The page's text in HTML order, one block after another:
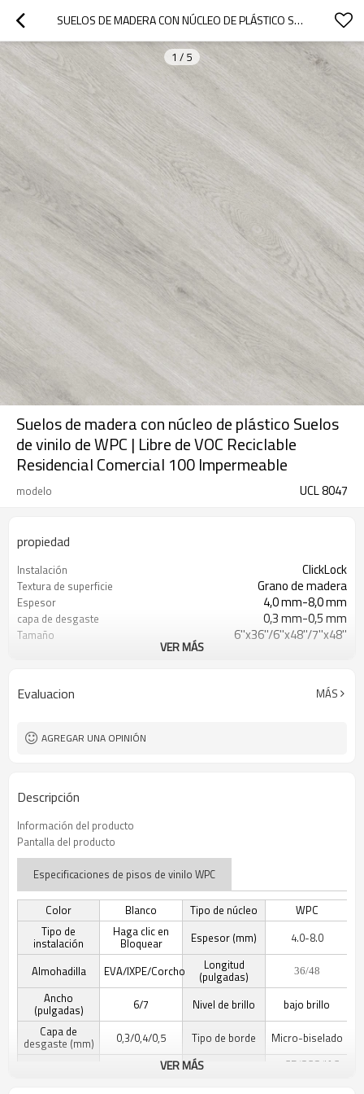
SUELOS DE MADERA CON NÚCLEO DE PLÁSTICO SUELOS DE VINILO DE WPC | LIBRE DE VOC RECICLABLE RESIDENCIAL COMERCIAL 100 IMPERMEABLE
1 / 5
Suelos de madera con núcleo de plástico Suelos
de vinilo de WPC | Libre de VOC Reciclable
Residencial Comercial 100 Impermeable
modelo UCL 8047
propiedad
Instalación ClickLock
Textura de superficie Grano de madera
Espesor 4,0 mm-8,0 mm
capa de desgaste 0,3 mm-0,5 mm
Tamaño
6''x36''/6''x48''/7''x48''
Impermeable/antideslizante/ignífugo/
a los arañazos
VER MÁS
Evaluacion MÁS
AGREGAR UNA OPINIÓN
Descripción
Información del producto
Pantalla del producto
Especificaciones de pisos de vinilo WPC
Color Blanco Tipo de núcleo
WPC
Tipo de
instalación
Haga clic en
Bloquear Espesor (mm) 4.0-8.0
Almohadilla EVA/IXPE/Corcho Longitud
(pulgadas) 36/48
Ancho
(pulgadas) 6/7 Nivel de brillo
bajo brillo
Capa de
desgaste (mm) 0,3/0,4/0,5 Tipo de borde Micro-biselado
Grano de CE/SGS/IAC-
VER MÁS